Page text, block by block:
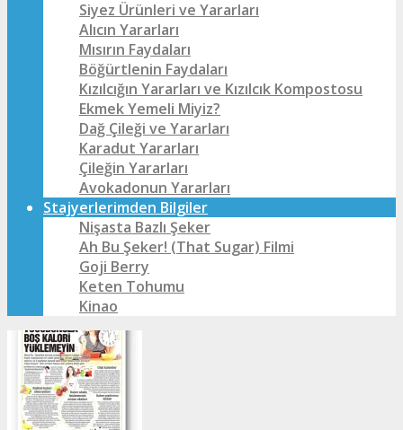
Siyez Ürünleri ve Yararları
Alıcın Yararları
Mısırın Faydaları
Böğürtlenin Faydaları
Kızılcığın Yararları ve Kızılcık Kompostosu
Ekmek Yemeli Miyiz?
Dağ Çileği ve Yararları
Karadut Yararları
Çileğin Yararları
Avokadonun Yararları
Stajyerlerimden Bilgiler
Nişasta Bazlı Şeker
Ah Bu Şeker! (That Sugar) Filmi
Goji Berry
Keten Tohumu
Kinao